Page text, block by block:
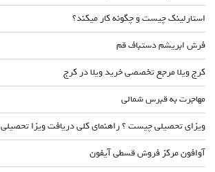
استارلینک چیست و چگونه کار میکند؟
فرش ابریشم دستباف قم
کرج ویلا مرجع تخصصی خرید ویلا در کرج
مهاجرت به قبرس شمالی
ویزای تحصیلی چیست ؟ راهنمای کلی دریافت ویزا تحصیلی
آوافون مرکز فروش قسطی آیفون